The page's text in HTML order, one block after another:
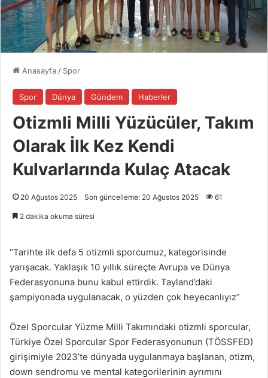
Anasayfa / Spor
Spor Dünya Gündem Haberler
Otizmli Milli Yüzücüler, Takım
Olarak İlk Kez Kendi
Kulvarlarında Kulaç Atacak
20 Ağustos 2025 Son güncelleme: 20 Ağustos 2025 61
2 dakika okuma süresi
“Tarihte ilk defa 5 otizmli sporcumuz, kategorisinde
yarışacak. Yaklaşık 10 yıllık süreçte Avrupa ve Dünya
Federasyonuna bunu kabul ettirdik. Tayland’daki
şampiyonada uygulanacak, o yüzden çok heyecanlıyız”
Özel Sporcular Yüzme Milli Takımındaki otizmli sporcular,
Türkiye Özel Sporcular Spor Federasyonunun (TÖSSFED)
girişimiyle 2023’te dünyada uygulanmaya başlanan, otizm,
down sendromu ve mental kategorilerinin ayrımını